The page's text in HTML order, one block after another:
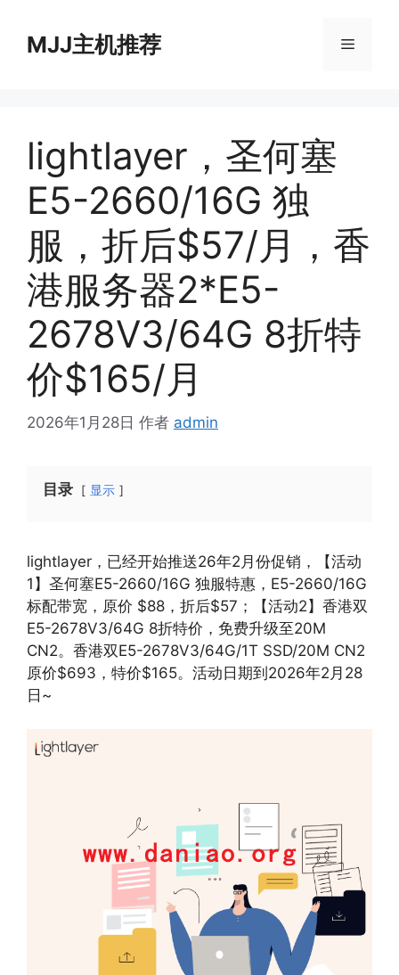
MJJ主机推荐 菜
lightlayer，圣何塞
E5-2660/16G 独
服，折后$57/月，香
港服务器2*E5-
2678V3/64G 8折特
价$165/月
2026年1月28日 作者 admin
目录 显示
lightlayer，已经开始推送26年2月份促销，【活动
1】圣何塞E5-2660/16G 独服特惠，E5-2660/16G
标配带宽，原价 $88，折后$57；【活动2】香港双
E5-2678V3/64G 8折特价，免费升级至20M
CN2。香港双E5-2678V3/64G/1T SSD/20M CN2
原价$693，特价$165。活动日期到2026年2月28
日~